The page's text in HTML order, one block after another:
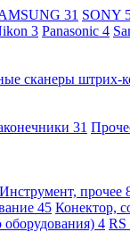
31 SONY
3 Panasonic 4
сканеры штрих-
31
Инструмент, прочее
45 Конектор,
оборудования) 4 RS